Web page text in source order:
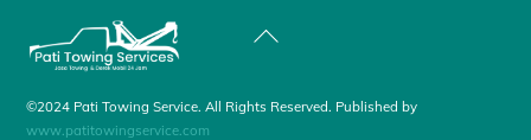
Back
©2024 Pati Towing Service. All Rights Reserved. Published by
www.patitowingservice.com